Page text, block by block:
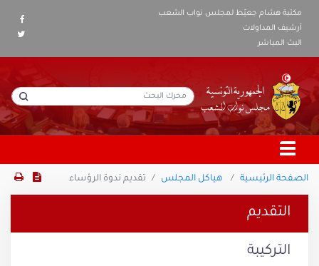
مكتبة هشام جعيّط لمجلس نواب الشعب
أرشيف المداولات
البث المباشر
الصفحة الرئيسية هياكل المجلس تقديم ندوة الرؤساء
التقديم
التركيبة